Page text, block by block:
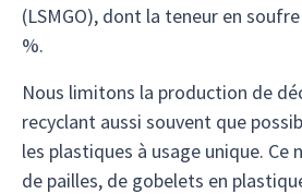
(LSMGO), dont la teneur en
%.
Nous limitons la production de
recyclant aussi souvent que
les plastiques à usage unique. Ce
de pailles, de gobelets en